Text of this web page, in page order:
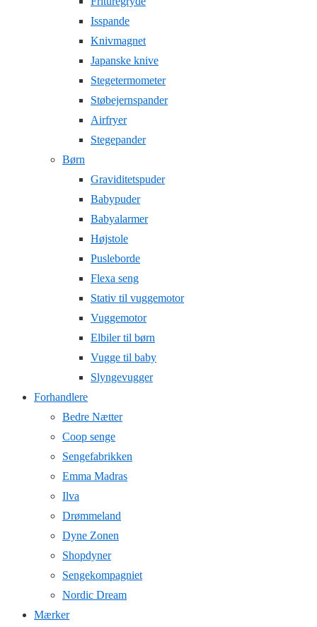
Isspande
Knivmagnet
Japanske knive
Stegetermometer
Støbejernspander
Airfryer
Stegepander
Børn
Graviditetspuder
Babypuder
Babyalarmer
Højstole
Pusleborde
Flexa seng
Stativ til vuggemotor
Vuggemotor
Elbiler til børn
Vugge til baby
Slyngevugger
Forhandlere
Bedre Nætter
Coop senge
Sengefabrikken
Emma Madras
Ilva
Drømmeland
Dyne Zonen
Shopdyner
Sengekompagniet
Nordic Dream
Mærker